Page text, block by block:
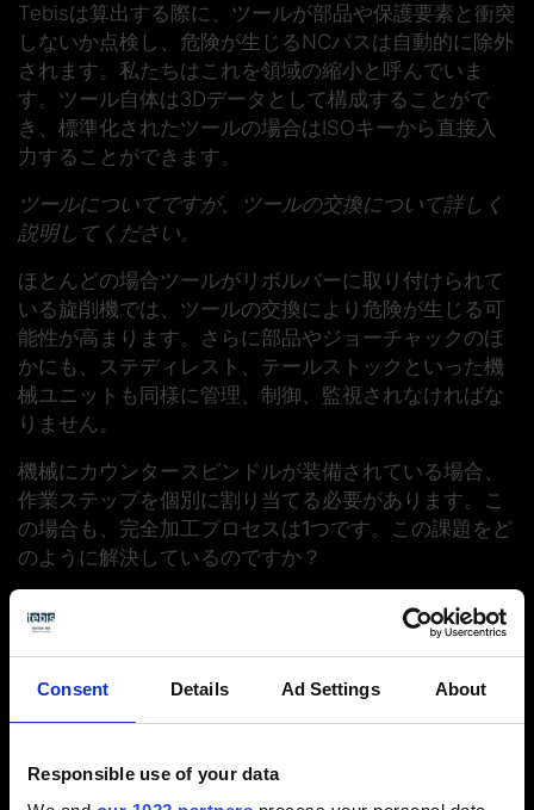
Consent Details Ad Settings About
Responsible use of your data
Tebisは算出する際に、ツールが部品や保護要素と衝突
しないか点検し、危険が生じるNCパスは自動的に除外
されます。私たちはこれを領域の縮小と呼んでいま
す。ツール自体は3Dデータとして構成することがで
き、標準化されたツールの場合はISOキーから直接入
力することができます。
ツールについてですが、ツールの交換について詳しく
説明してください。
ほとんどの場合ツールがリボルバーに取り付けられて
いる旋削機では、ツールの交換により危険が生じる可
能性が高まります。さらに部品やジョーチャックのほ
かにも、ステディレスト、テールストックといった機
械ユニットも同様に管理、制御、監視されなければな
りません。
機械にカウンタースピンドルが装備されている場合、
作業ステップを個別に割り当てる必要があります。こ
の場合も、完全加工プロセスは1つです。この課題をど
のように解決しているのですか？
Tebisはこの場合もたった1つのNC-プログラムを作成
します。前面および裏面は1つの機械動作で加工されま
す。プログラミングはそれぞれのスピンドルの各NCジ
ョブを介して行われ、この際にメインスピンドルとカ
ウンタースピンドルの転送パラメータが定義されま